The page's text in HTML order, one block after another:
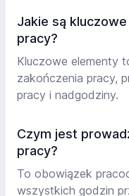
Jakie są
pracy?
Kluczowe elementy
zakończenia pracy,
pracy i nadgodziny.
Czym jest
pracy?
To obowiązek
wszystkich godzin